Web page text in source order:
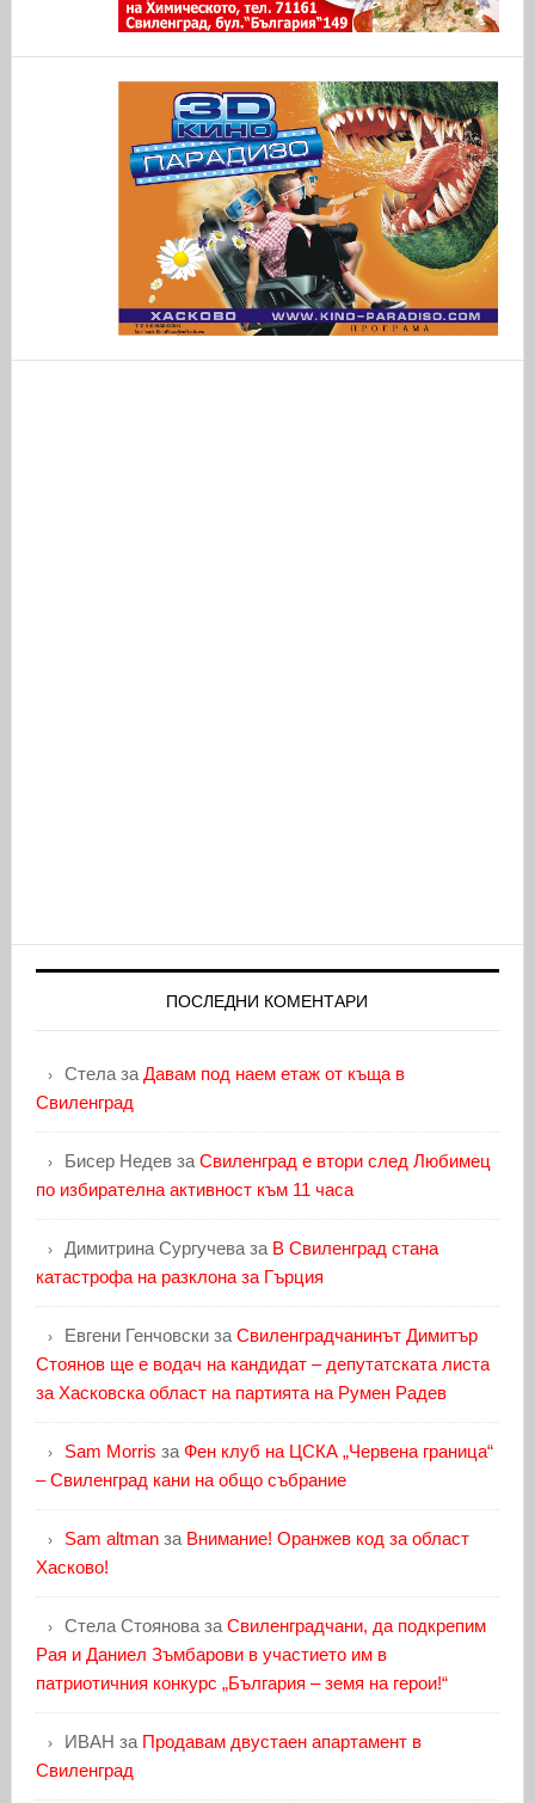
ПОСЛЕДНИ КОМЕНТАРИ
СтелазаДавам под наем етаж от къща в
Свиленград
Бисер НедевзаСвиленград е втори след Любимец
по избирателна активност към 11 часа
Димитрина Сургучеваза В Свиленград стана
катастрофа на разклона за Гърция
Евгени ГенчовскизаСвиленградчанинът Димитър
Стоянов ще е водач на кандидат – депутатската листа
за Хасковска област на партията на Румен Радев
Sam Morris заФен клуб на ЦСКА „Червена граница“
– Свиленград кани на общо събрание
Sam altmanза Внимание! Оранжев код за област
Хасково!
Стела СтояновазаСвиленградчани, да подкрепим
Рая и Даниел Зъмбарови в участието им в
патриотичния конкурс „България – земя на герои!“
ИВАН за Продавам двустаен апартамент в
Свиленград